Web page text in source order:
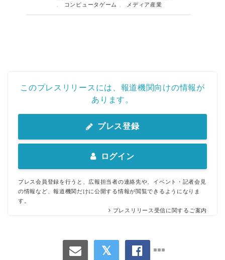
コンピュータゲーム メディア産業
このプレスリリースには、報道機関向けの情報が
あります。
プレス登録
ログイン
プレス会員登録を行うと、広報担当者の連絡先や、イベント・記者会見
の情報など、報道機関だけに公開する情報が閲覧できるようになりま
す。
プレスリリース受信に関するご案内